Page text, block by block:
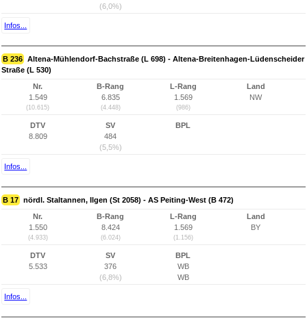
(6,0%)
Infos...
B 236 Altena-Mühlendorf-Bachstraße (L 698) - Altena-Breitenhagen-Lüdenscheider
Straße (L 530)
Nr.
1.549
(10.615)
B-Rang
6.835
(4.448)
L-Rang
1.569
(986)
Land
NW
DTV
8.809
SV
484
(5,5%)
BPL
Infos...
B 17 nördl. Staltannen, Ilgen (St 2058) - AS Peiting-West (B 472)
Nr.
1.550
(4.933)
B-Rang
8.424
(6.024)
L-Rang
1.569
(1.156)
Land
BY
DTV
5.533
SV
376
(6,8%)
BPL
WB
WB
Infos...